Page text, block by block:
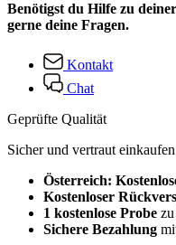
Benötigst du Hilfe zu
gerne deine Fragen.
Kontakt
Chat
Geprüfte Qualität
Sicher und vertraut einkaufen
Österreich:
Kostenloser
1 kostenlose Probe
Sichere Bezahlung